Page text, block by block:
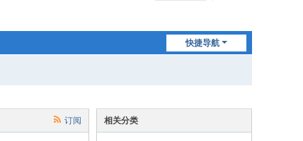
快捷导航
订阅 相关分类